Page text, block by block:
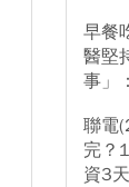
早餐
醫堅
事」
聯電
完？
資3